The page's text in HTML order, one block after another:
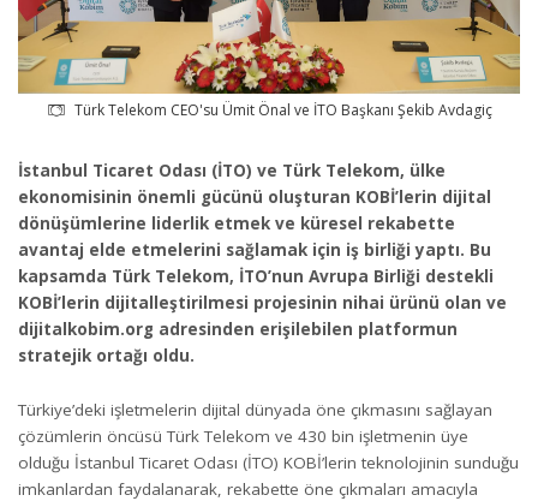
Türk Telekom CEO'su Ümit Önal ve İTO Başkanı Şekib Avdagiç
İstanbul Ticaret Odası (İTO) ve Türk Telekom, ülke
ekonomisinin önemli gücünü oluşturan KOBİ’lerin dijital
dönüşümlerine liderlik etmek ve küresel rekabette
avantaj elde etmelerini sağlamak için iş birliği yaptı. Bu
kapsamda Türk Telekom, İTO’nun Avrupa Birliği destekli
KOBİ’lerin dijitalleştirilmesi projesinin nihai ürünü olan ve
dijitalkobim.org adresinden erişilebilen platformun
stratejik ortağı oldu.
Türkiye’deki işletmelerin dijital dünyada öne çıkmasını sağlayan
çözümlerin öncüsü Türk Telekom ve 430 bin işletmenin üye
olduğu İstanbul Ticaret Odası (İTO) KOBİ’lerin teknolojinin sunduğu
imkanlardan faydalanarak, rekabette öne çıkmaları amacıyla